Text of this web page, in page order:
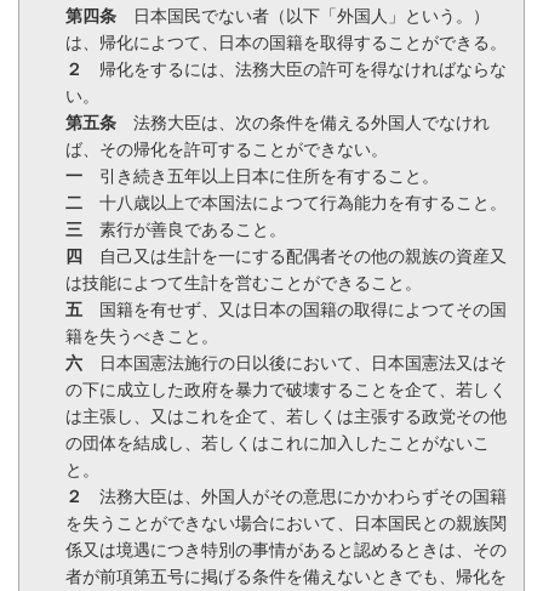
第四条 日本国民でない者（以下「外国人」という。）
は、帰化によつて、日本の国籍を取得することができる。
２
帰化をするには、法務大臣の許可を得なければならな
い。
第五条 法務大臣は、次の条件を備える外国人でなけれ
ば、その帰化を許可することができない。
一 引き続き五年以上日本に住所を有すること。
二 十八歳以上で本国法によつて行為能力を有すること。
三 素行が善良であること。
四
自己又は生計を一にする配偶者その他の親族の資産又
は技能によつて生計を営むことができること。
五 国籍を有せず、又は日本の国籍の取得によつてその国
籍を失うべきこと。
六 日本国憲法施行の日以後において、日本国憲法又はそ
の下に成立した政府を暴力で破壊することを企て、若しく
は主張し、又はこれを企て、若しくは主張する政党その他
の団体を結成し、若しくはこれに加入したことがないこ
と。
２
法務大臣は、外国人がその意思にかかわらずその国籍
を失うことができない場合において、日本国民との親族関
係又は境遇につき特別の事情があると認めるときは、その
者が前項第五号に掲げる条件を備えないときでも、帰化を